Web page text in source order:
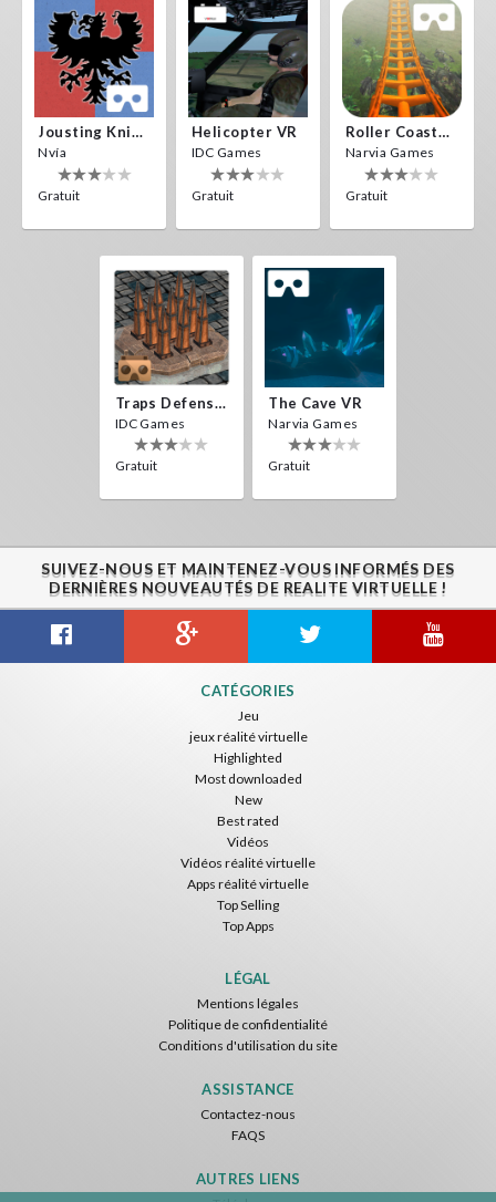
Jousting Knights VR
Nvía
Gratuit
Helicopter VR
IDC Games
Gratuit
Roller Coaster VR
Narvia Games
Gratuit
Traps Defense VR
IDC Games
Gratuit
The Cave VR
Narvia Games
Gratuit
SUIVEZ-NOUS ET MAINTENEZ-VOUS INFORMÉS DES
DERNIÈRES NOUVEAUTÉS DE REALITE VIRTUELLE !
CATÉGORIES
Jeu
jeux réalité virtuelle
Highlighted
Most downloaded
New
Best rated
Vidéos
Vidéos réalité virtuelle
Apps réalité virtuelle
Top Selling
Top Apps
LÉGAL
Mentions légales
Politique de confidentialité
Conditions d'utilisation du site
ASSISTANCE
Contactez-nous
FAQS
AUTRES LIENS